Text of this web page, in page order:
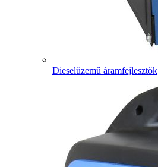
Dieselüzemű áramfejlesztők